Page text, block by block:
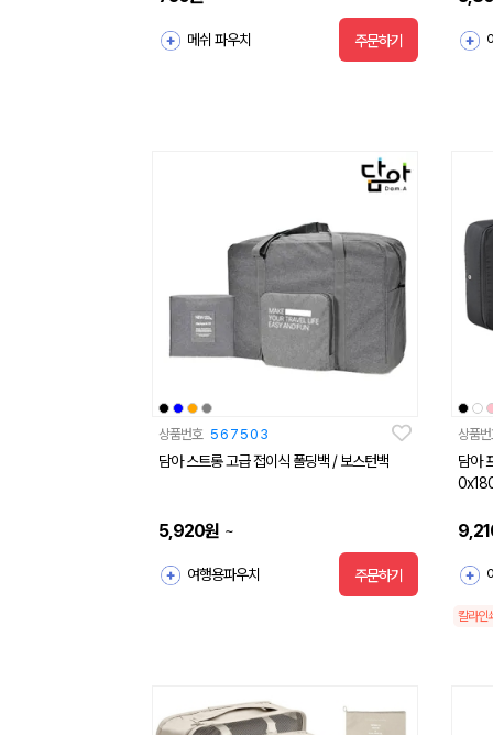
메쉬 파우치 주문하기
상품번호 567503
담아 스트롱 고급 접이식 폴딩백 / 보스턴백
5,920원 ~
여행용파우치 주문하기
상품
담아
칼라인